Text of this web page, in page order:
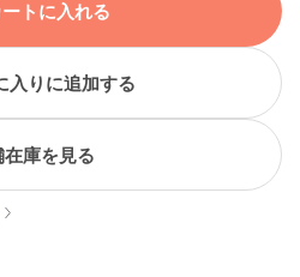
トに入れる
入りに追加する
在庫を見る